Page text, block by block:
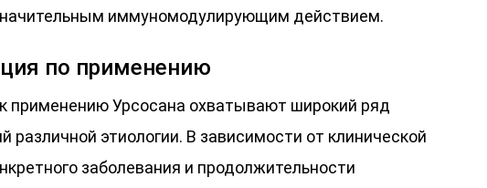
иммуномодулирующим действием.
по применению
применению Урсосана охватывают широкий ряд
различной этиологии. В зависимости от клинической
заболевания и продолжительности